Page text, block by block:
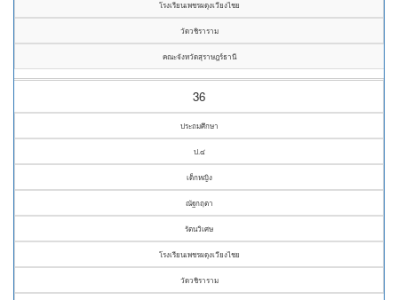
โรงเรียนเพชรผดุงเวียงไชย
วัดวชิราราม
คณะจังหวัดสุราษฎร์ธานี
36
ประถมศึกษา
ป.๔
เด็กหญิง
ณัฐกฤตา
รัตนวิเศษ
โรงเรียนเพชรผดุงเวียงไชย
วัดวชิราราม